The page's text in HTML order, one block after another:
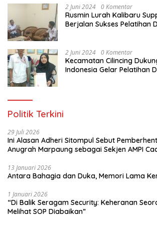
2 Juni 2024 0 Komentar
Rusmin Lurah Kalibaru
Berjalan Sukses Pelatihan
2 Juni 2024 0 Komentar
Kecamatan Cilincing
Indonesia Gelar Pelatihan
Politik Terkini
29 Juli 2026
Ini Alasan Adheri Sitompul Sebut
Anugrah Marpaung sebagai Sekjen AMPI
13 Januari 2026
Antara Bahagia dan Duka, Memori Lama
1 Januari 2026
“Di Balik Seragam Security: Keheranan
Melihat SOP Diabaikan”